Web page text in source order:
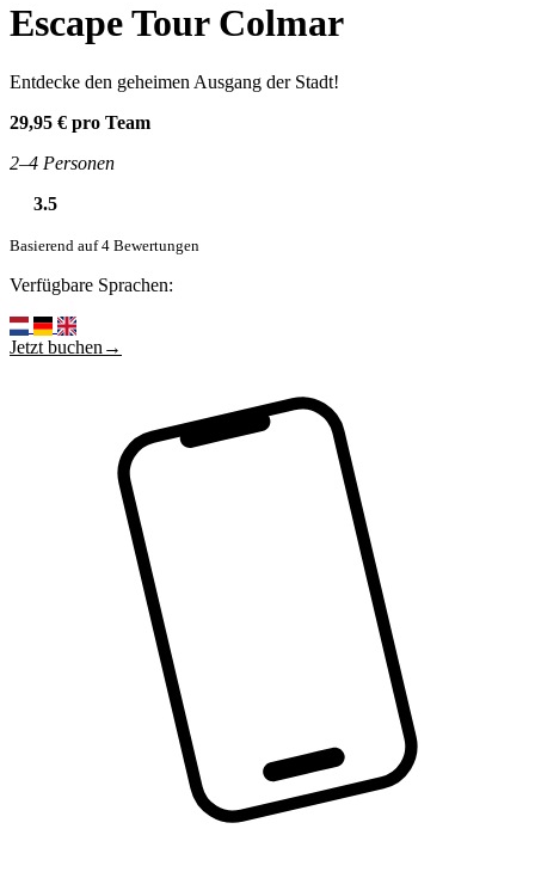
Escape Tour Colmar
Entdecke den geheimen Ausgang der Stadt!
29,95 € pro Team
2–4 Personen
3.5
Basierend auf 4 Bewertungen
Verfügbare Sprachen:
Jetzt buchen→